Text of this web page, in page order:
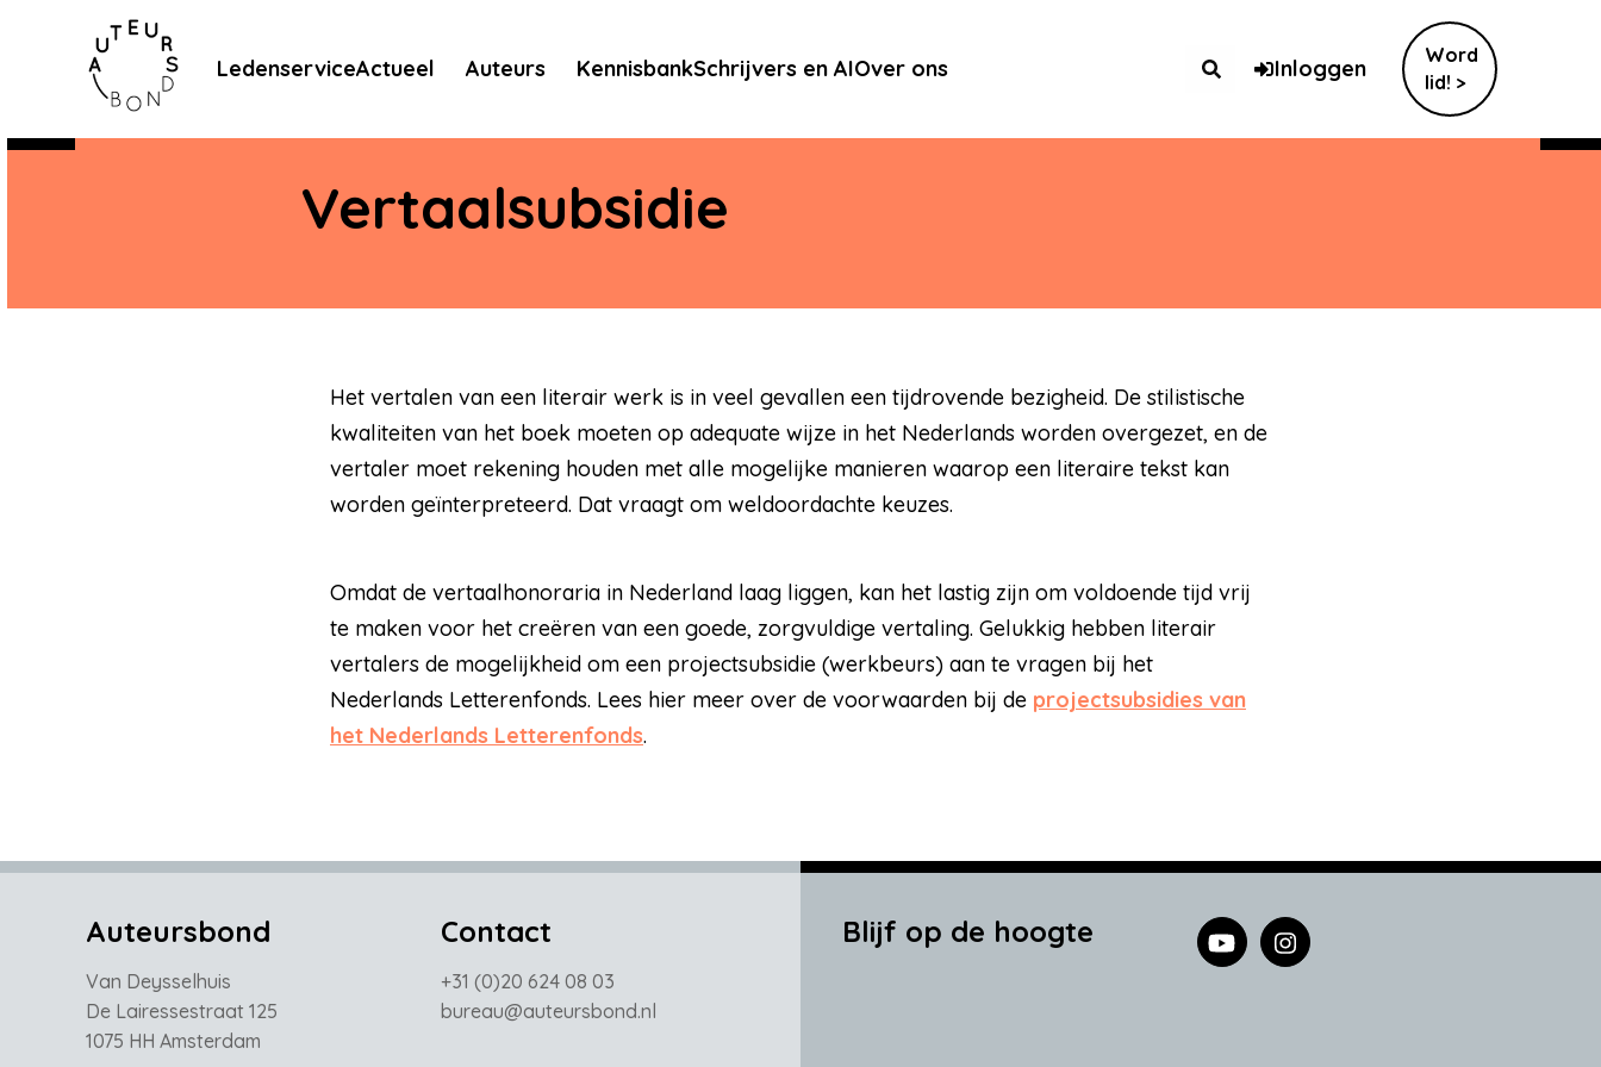
LedenserviceActueel Auteurs KennisbankSchrijvers en AIOver ons Inloggen
Word
lid! >
Vertaalsubsidie
Het vertalen van een literair werk is in veel gevallen een tijdrovende bezigheid. De stilistische
kwaliteiten van het boek moeten op adequate wijze in het Nederlands worden overgezet, en de
vertaler moet rekening houden met alle mogelijke manieren waarop een literaire tekst kan
worden geïnterpreteerd. Dat vraagt om weldoordachte keuzes.
Omdat de vertaalhonoraria in Nederland laag liggen, kan het lastig zijn om voldoende tijd vrij
te maken voor het creëren van een goede, zorgvuldige vertaling. Gelukkig hebben literair
vertalers de mogelijkheid om een projectsubsidie (werkbeurs) aan te vragen bij het
Nederlands Letterenfonds. Lees hier meer over de voorwaarden bij de projectsubsidies van
het Nederlands Letterenfonds.
Auteursbond
Van Deysselhuis
De Lairessestraat 125
1075 HH Amsterdam
Contact
+31 (0)20 624 08 03
bureau@auteursbond.nl
Blijf op de hoogte